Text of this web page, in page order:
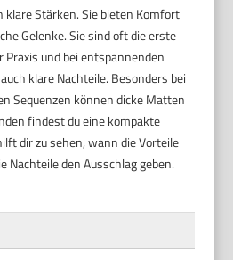
klare Stärken. Sie bieten Komfort
Gelenke. Sie sind oft die erste
und bei entspannenden
klare Nachteile. Besonders bei
Sequenzen können dicke Matten
findest du eine kompakte
dir zu sehen, wann die Vorteile
Nachteile den Ausschlag geben.